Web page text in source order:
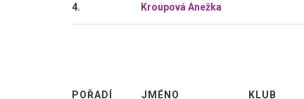
4. Kroupová Anežka
POŘADÍ JMÉNO KLUB